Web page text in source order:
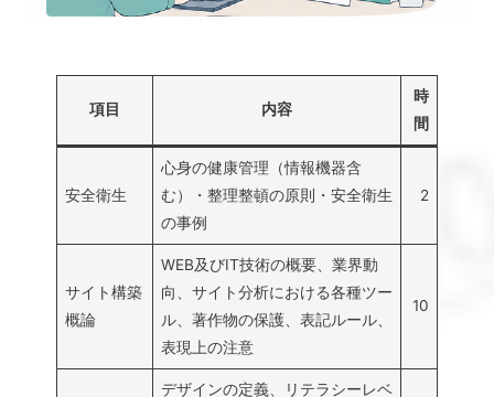
項目 内容
時
間
安全衛生
心身の健康管理（情報機器含
む）・整理整頓の原則・安全衛生
の事例
2
サイト構築
概論
WEB及びIT技術の概要、業界動
向、サイト分析における各種ツー
ル、著作物の保護、表記ルール、
表現上の注意
10
デザインの定義、リテラシーレベ